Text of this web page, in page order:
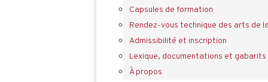
Capsules de formation
Rendez-vous technique des arts de
Admissibilité et inscription
Lexique, documentations et gabarits
À propos